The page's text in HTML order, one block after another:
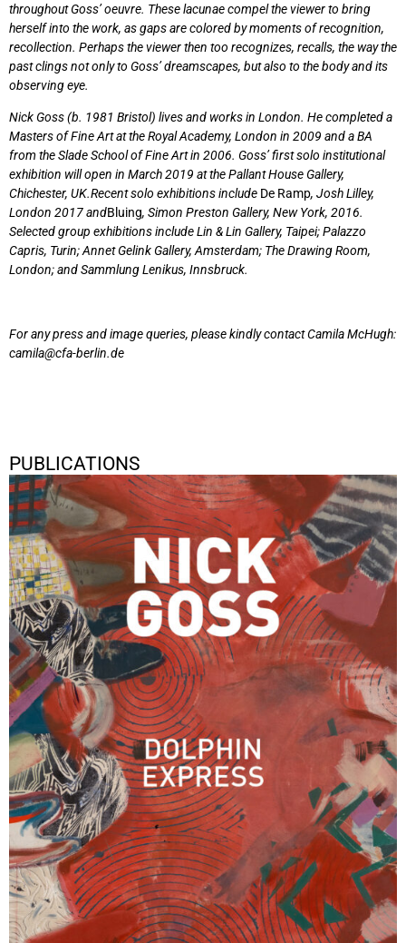
throughout Goss’ oeuvre. These lacunae compel the viewer to bring
herself into the work, as gaps are colored by moments of recognition,
recollection. Perhaps the viewer then too recognizes, recalls, the way the
past clings not only to Goss’ dreamscapes, but also to the body and its
observing eye.
Nick Goss (b. 1981 Bristol) lives and works in London. He completed a
Masters of Fine Art at the Royal Academy, London in 2009 and a BA
from the Slade School of Fine Art in 2006. Goss’ first solo institutional
exhibition will open in March 2019 at the Pallant House Gallery,
Chichester, UK.Recent solo exhibitions include De Ramp, Josh Lilley,
London 2017 andBluing, Simon Preston Gallery, New York, 2016.
Selected group exhibitions include Lin & Lin Gallery, Taipei; Palazzo
Capris, Turin; Annet Gelink Gallery, Amsterdam; The Drawing Room,
London; and Sammlung Lenikus, Innsbruck.
For any press and image queries, please kindly contact Camila McHugh:
camila@cfa-berlin.de
PUBLICATIONS